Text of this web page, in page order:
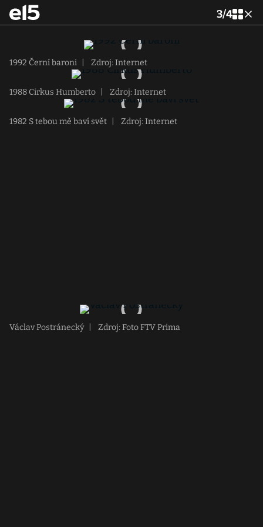
3/4
1992 Černí baroni Zdroj: Internet
1988 Cirkus Humberto Zdroj: Internet
1982 S tebou mě baví svět Zdroj: Internet
Václav Postránecký Zdroj: Foto FTV Prima